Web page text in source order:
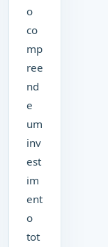
o
co
mp
ree
nd
e
um
inv
est
im
ent
o
tot